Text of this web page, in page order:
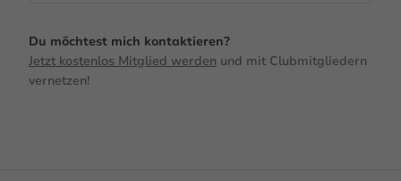
Du möchtest mich kontaktieren?
Jetzt kostenlos Mitglied werden und mit Clubmitgliedern
vernetzen!